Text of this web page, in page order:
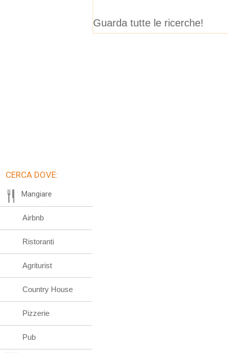
Guarda tutte le ricerche!
CERCA DOVE:
Mangiare
Airbnb
Ristoranti
Agriturist
Country House
Pizzerie
Pub